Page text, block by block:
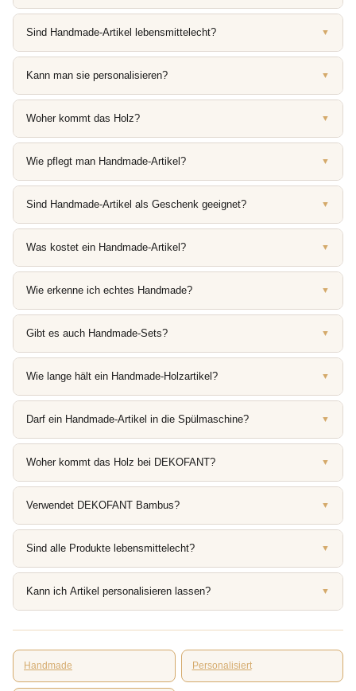
Sind Handmade-Artikel lebensmittelecht? ▼
Kann man sie personalisieren? ▼
Woher kommt das Holz? ▼
Wie pflegt man Handmade-Artikel? ▼
Sind Handmade-Artikel als Geschenk geeignet? ▼
Was kostet ein Handmade-Artikel? ▼
Wie erkenne ich echtes Handmade? ▼
Gibt es auch Handmade-Sets? ▼
Wie lange hält ein Handmade-Holzartikel? ▼
Darf ein Handmade-Artikel in die Spülmaschine? ▼
Woher kommt das Holz bei DEKOFANT? ▼
Verwendet DEKOFANT Bambus? ▼
Sind alle Produkte lebensmittelecht? ▼
Kann ich Artikel personalisieren lassen? ▼
Handmade Personalisiert